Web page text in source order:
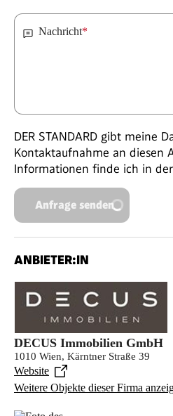
Nachricht*
DER STANDARD gibt meine
Kontaktaufnahme an diesen
Informationen finde ich in der
Anfrage senden
ANBIETER:IN
DECUS Immobilien GmbH
1010 Wien, Kärntner Straße 39
Website
Weitere Objekte dieser Firma